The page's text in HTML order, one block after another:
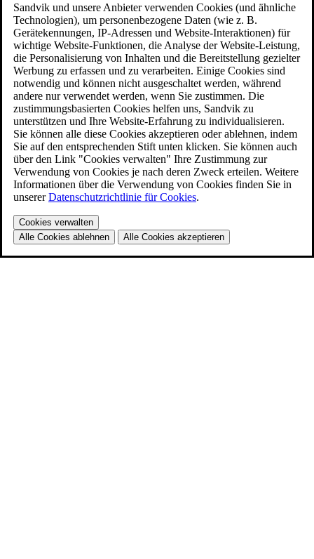
Sandvik und unsere Anbieter verwenden Cookies (und ähnliche
Technologien), um personenbezogene Daten (wie z. B.
Gerätekennungen, IP-Adressen und Website-Interaktionen) für
wichtige Website-Funktionen, die Analyse der Website-Leistung,
die Personalisierung von Inhalten und die Bereitstellung gezielter
Werbung zu erfassen und zu verarbeiten. Einige Cookies sind
notwendig und können nicht ausgeschaltet werden, während
andere nur verwendet werden, wenn Sie zustimmen. Die
zustimmungsbasierten Cookies helfen uns, Sandvik zu
unterstützen und Ihre Website-Erfahrung zu individualisieren.
Sie können alle diese Cookies akzeptieren oder ablehnen, indem
Sie auf den entsprechenden Stift unten klicken. Sie können auch
über den Link "Cookies verwalten" Ihre Zustimmung zur
Verwendung von Cookies je nach deren Zweck erteilen. Weitere
Informationen über die Verwendung von Cookies finden Sie in
unsererDatenschutzrichtlinie für Cookies.
Cookies verwalten
Alle Cookies ablehnen
Alle Cookies akzeptieren